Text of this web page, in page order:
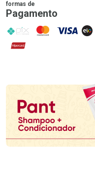
formas de
Pagamento
PIX MasterCard
VISA ELO
Hipercard
Promoção em